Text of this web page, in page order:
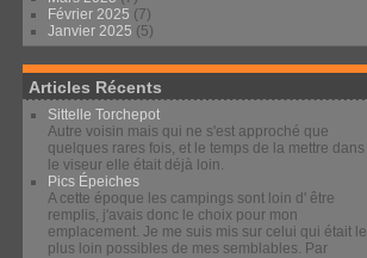
Février 2025 (7)
Janvier 2025 (5)
Articles Récents
Sittelle Torchepot
Autre voisin mais qui ne s'est approché que
quelques rares fois, et le temps de la mettre dans
le viseur elle était déjà loin.
Pics Épeiches
A cette époque les campings sont loin d' être
remplis, j'avais donc le choix pour mon
emplacement. Je me suis mis sur celui qui était le
plus loin possibles de mes semblables. Par